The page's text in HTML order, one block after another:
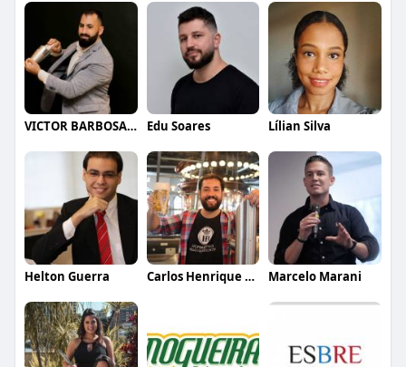
VICTOR BARBOSA QUARANTA Edu Soares Lílian Silva
Helton Guerra Carlos Henrique de Faria Vasconcelos Marcelo Marani